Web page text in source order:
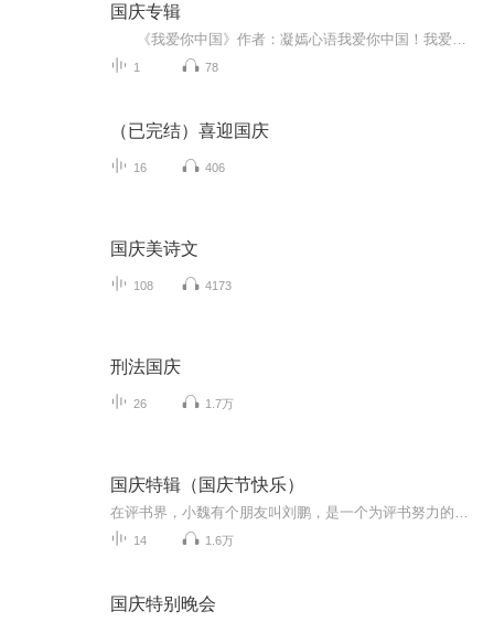
国庆专辑
1 78
（已完结）喜迎国庆
16 406
国庆美诗文
108 4173
刑法国庆
26 1.7万
国庆特辑（国庆节快乐）
14 1.6万
国庆特别晚会